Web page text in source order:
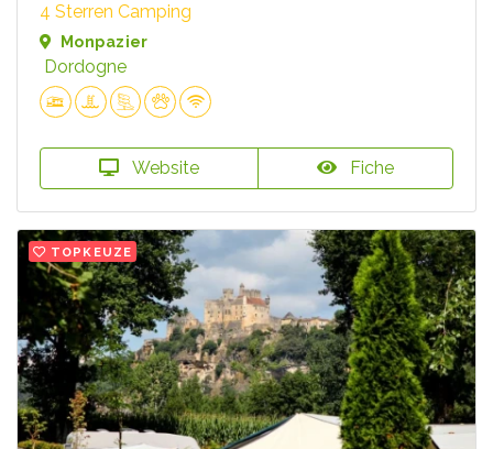
4 Sterren Camping
Monpazier
Dordogne
Website Fiche
TOPKEUZE